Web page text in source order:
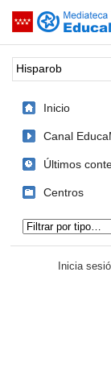
Saltar navegación
Palabra o frase:
Inicio
Canal
Últimos
Centros
Inicia